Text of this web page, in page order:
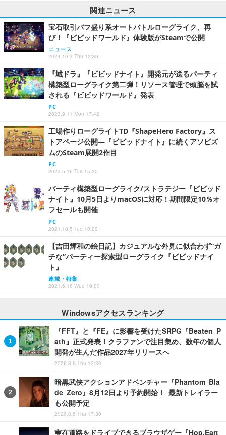
関連ニュース
宝石取引バフ盛り系オートバトルローグライク、再
び！『ビビッドワールド』体験版がSteamで公開
ニュース
2024.10.3 Thu 12:30
『城ドラ』『ビビッドナイト』開発元が送るパーティ
構築型ローグライク第二弾！リソース管理で頭脳を試
される『ビビッドワールド』発表
PC
2023.9.11 Mon 17:42
工場作りローグライトTD『ShapeHero Factory』ス
トアページ公開―『ビビッドナイト』に続くアソビズ
ムのSteam展開2作目
PC
2023.5.16 Tue 15:30
パーティ構築型ローグライク/ストラテジー『ビビッド
ナイト』10月5日よりmacOSに対応！期間限定10％オ
フセールも開催
PC
2021.10.5 Tue 10:00
【吉田輝和の絵日記】カジュアルな外見に似合わず“ガ
チな”パーティー探索型ローグライク『ビビッドナイ
ト』
連載・特集
2021.6.16 Wed 19:00
Windowsアクセスランキング
『FFT』と『FE』に影響を受けたSRPG『Beaten P
ath』正式発表！クラファンで注目集め、数年の個人
開発が生んだ作品2027年リリースへ
2026.8.6 Thu 12:30
暗黒武侠アクションアドベンチャー『Phantom Bla
de Zero』8月12日より予約開始！ 最新トレイラー
も公開予定
2026.8.6 Thu 17:30
実在道路をドライブできるブラウザゲー『Hop.Eart